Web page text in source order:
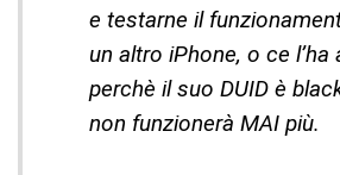
e testarne il
un altro iPhone, o ce l’ha
perchè il suo DUID è
non funzionerà MAI più.